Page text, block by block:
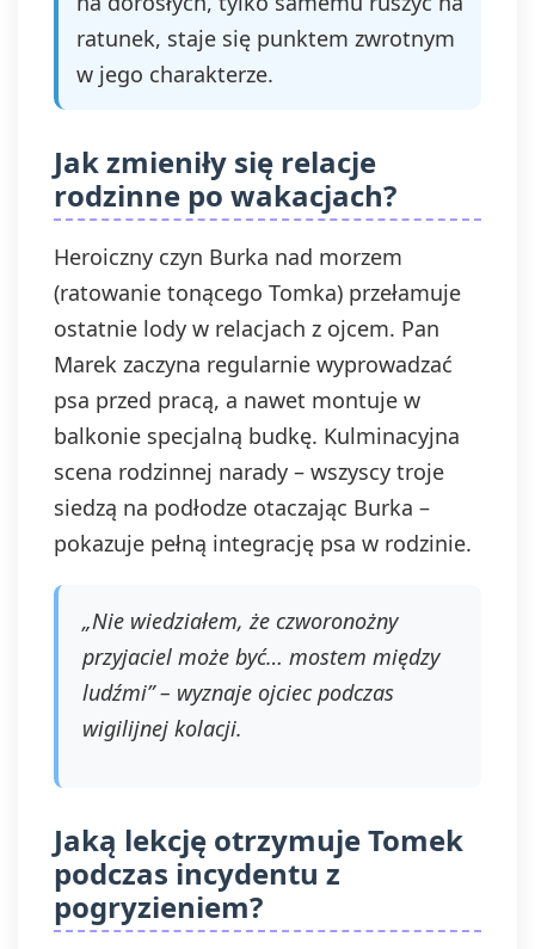
ratunek, staje się punktem zwrotnym
w jego charakterze.
Jak zmieniły się relacje
rodzinne po wakacjach?
Heroiczny czyn Burka nad morzem
(ratowanie tonącego Tomka) przełamuje
ostatnie lody w relacjach z ojcem. Pan
Marek zaczyna regularnie wyprowadzać
psa przed pracą, a nawet montuje w
balkonie specjalną budkę. Kulminacyjna
scena rodzinnej narady – wszyscy troje
siedzą na podłodze otaczając Burka –
pokazuje pełną integrację psa w rodzinie.
„Nie wiedziałem, że czworonożny
przyjaciel może być… mostem między
ludźmi” – wyznaje ojciec podczas
wigilijnej kolacji.
Jaką lekcję otrzymuje Tomek
podczas incydentu z
pogryzieniem?